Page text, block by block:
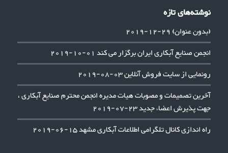
نوشته‌های تازه
(بدون عنوان) 29-12-2019
انجمن صنایع آبکاری ایران برگزار می کند 01-10-2019
رونمایی از سایت فروش آنلاین03-08-2019
آخرین تصمیمات و مصوبات هیات مدیره انجمن محترم صنایع آبکاری ،
جهت پذیرش اعضاء جدید23-07-2019
راه اندازی کانال تلگرامی اطلاعات آبکاری مشهد15-06-2019